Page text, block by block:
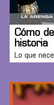
Cómo
historia
Lo que